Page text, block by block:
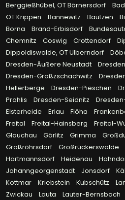
Berggießhübel, OT Börnersdorf
OT Krippen
Bannewitz Bautzen
Borna
Brand-Erbisdorf
Chemnitz
Coswig Crottendorf
Dippoldiswalde, OT Ulberndorf
Dresden-Äußere Neustadt
Dresden-Großzschachwitz
Hellerberge
Dresden-Pieschen
Prohlis
Dresden-Seidnitz
Elsterheide
Erlau Flöha
Freital
Freital-Hainsberg Freital-
Glauchau
Görlitz Grimma
Großröhrsdorf
Großrückerswalde
Hartmannsdorf
Heidenau
Johanngeorgenstadt
Jonsdorf
Kottmar
Kriebstein Kubschütz
Zwickau
Lauta Lauter-Bernsbach